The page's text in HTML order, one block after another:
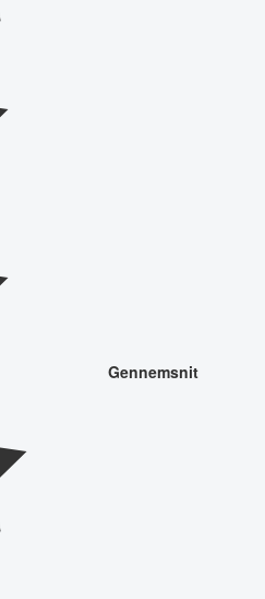
Gennemsnit